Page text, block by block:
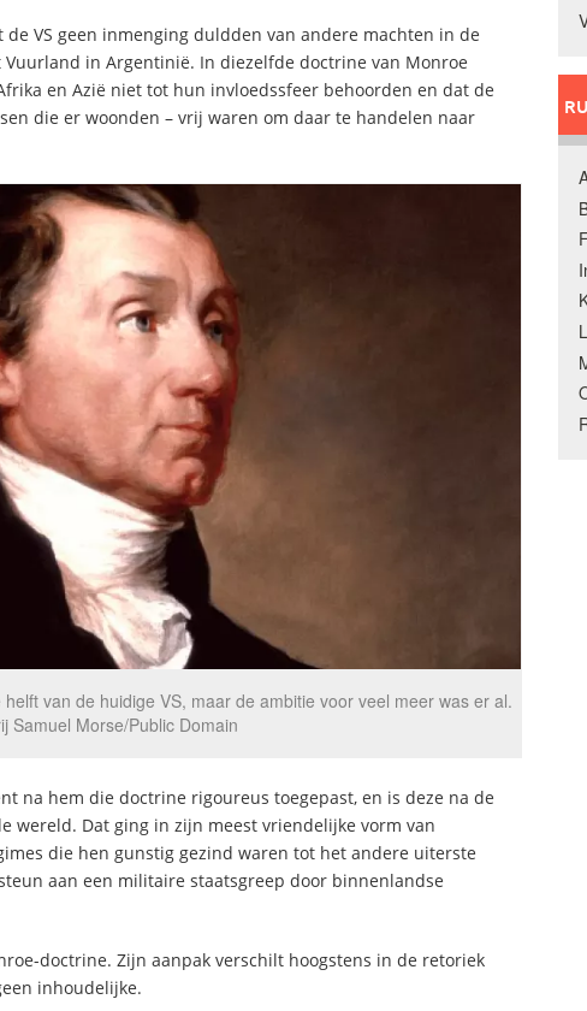
VS geen inmenging duldden van andere machten in de
Vuurland in Argentinië. In diezelfde doctrine van Monroe
en Azië niet tot hun invloedssfeer behoorden en dat de
die er woonden – vrij waren om daar te handelen naar
van de huidige VS, maar de ambitie voor veel meer was er al.
Samuel Morse/Public Domain
na hem die doctrine rigoureus toegepast, en is deze na de
wereld. Dat ging in zijn meest vriendelijke vorm van
die hen gunstig gezind waren tot het andere uiterste
aan een militaire staatsgreep door binnenlandse
doctrine. Zijn aanpak verschilt hoogstens in de retoriek
inhoudelijke.